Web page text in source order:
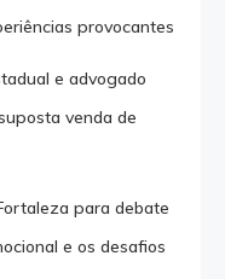
provocantes
e advogado
venda de
para debate
e os desafios